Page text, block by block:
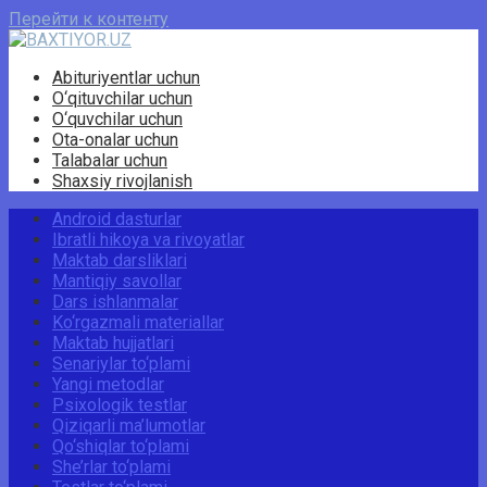
Перейти к контенту
Abituriyentlar uchun
O‘qituvchilar uchun
O‘quvchilar uchun
Ota-onalar uchun
Talabalar uchun
Shaxsiy rivojlanish
Android dasturlar
Ibratli hikoya va rivoyatlar
Maktab darsliklari
Mantiqiy savollar
Dars ishlanmalar
Ko‘rgazmali materiallar
Maktab hujjatlari
Senariylar to‘plami
Yangi metodlar
Psixologik testlar
Qiziqarli ma’lumotlar
Qo‘shiqlar to‘plami
She’rlar to‘plami